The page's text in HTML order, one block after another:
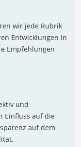
wir jede Rubrik
Entwicklungen in
Empfehlungen
und
Einfluss auf die
auf dem